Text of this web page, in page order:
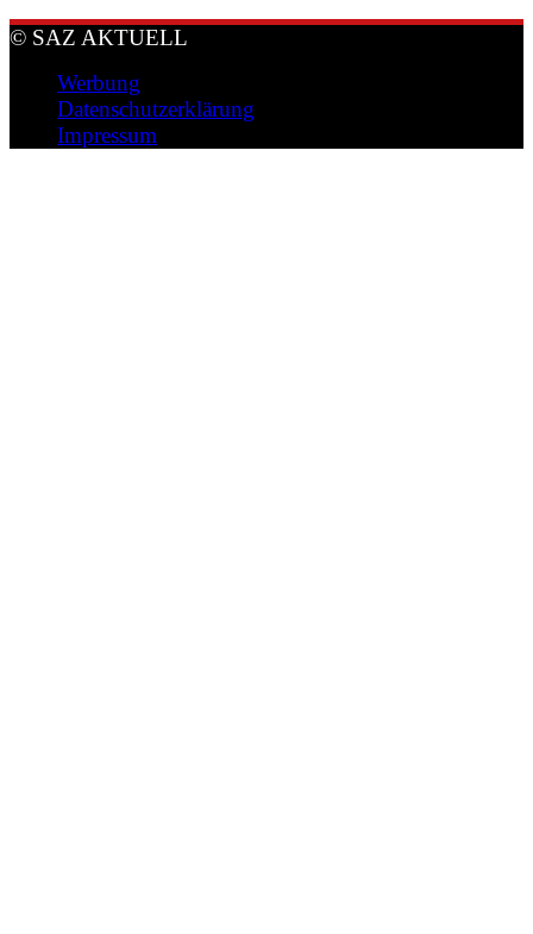
© SAZ AKTUELL
Werbung
Datenschutzerklärung
Impressum